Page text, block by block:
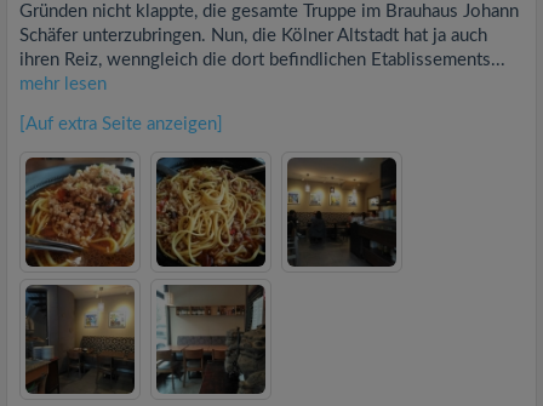
Gründen nicht klappte, die gesamte Truppe im Brauhaus Johann
Schäfer unterzubringen. Nun, die Kölner Altstadt hat ja auch
ihren Reiz, wenngleich die dort befindlichen Etablissements...
mehr lesen
[Auf extra Seite anzeigen]